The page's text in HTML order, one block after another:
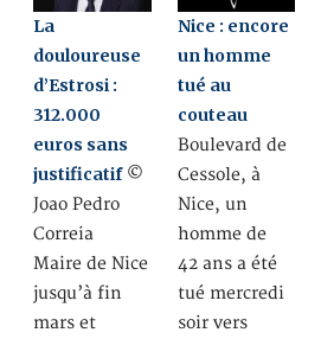
La
douloureuse
d’Estrosi :
312.000
euros sans
justificatif©
Joao Pedro
Correia
Maire de Nice
jusqu’à fin
mars et
Nice : encore
un homme
tué au
couteau
Boulevard de
Cessole, à
Nice, un
homme de
42 ans a été
tué mercredi
soir vers